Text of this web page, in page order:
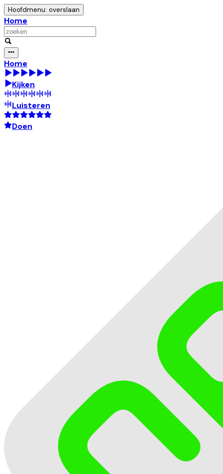
Hoofdmenu: overslaan
Home
Home
Kijken
Luisteren
Doen